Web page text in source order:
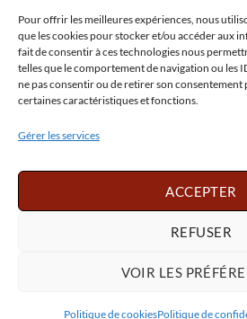
Pour offrir les meilleures expériences, nous
que les cookies pour stocker et/ou accéder aux
fait de consentir à ces technologies nous
telles que le comportement de navigation ou les
ne pas consentir ou de retirer son
certaines caractéristiques et fonctions.
Gérer les services
ACCEPTER
REFUSER
VOIR LES
Politique de cookiesPolitique de
Mentions légales
Conditions générales de vente –
Déclaration de confidentialité (UE)
Italiano